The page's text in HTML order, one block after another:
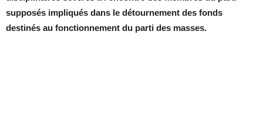
supposés impliqués dans le détournement des fonds
destinés au fonctionnement du parti des masses.